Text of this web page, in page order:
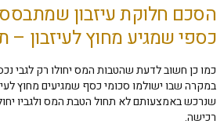
הסכם חלוקת עיזבון
כספי שמגיע מחוץ לעיזבון –
כמו כן חשוב לדעת שהטבות המס יחולו רק לגבי
במקרה שבו ישולמו סכומי כסף שמגיעים מחוץ
שנרכש באמצעותם לא תחול הטבת המס ולגביו
רכישה.